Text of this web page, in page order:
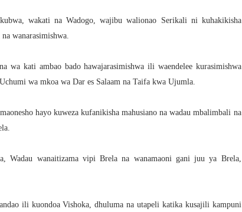
wakati na Wadogo, wajibu walionao Serikali ni kuhakikisha
wanarasimishwa.
wa kati ambao bado hawajarasimishwa ili waendelee kurasimishwa
wa mkoa wa Dar es Salaam na Taifa kwa Ujumla.
hayo kuweza kufanikisha mahusiano na wadau mbalimbali na
Wadau wanaitizama vipi Brela na wanamaoni gani juu ya Brela,
ili kuondoa Vishoka, dhuluma na utapeli katika kusajili kampuni